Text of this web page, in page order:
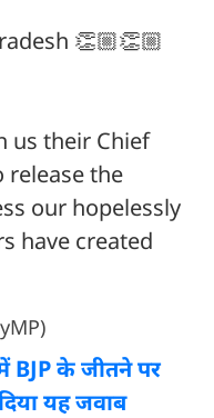
👏🏼👏🏼
us their Chief
release the
our hopelessly
have created
BJP के जीतने पर
यह जवाब